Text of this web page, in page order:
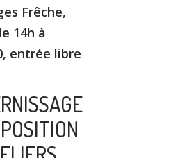
Frêche,
14h à
entrée libre